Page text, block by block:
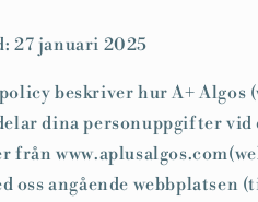
27 januari 2025
beskriver hur A+ Algos
dina personuppgifter vid
från
oss angående webbplatsen